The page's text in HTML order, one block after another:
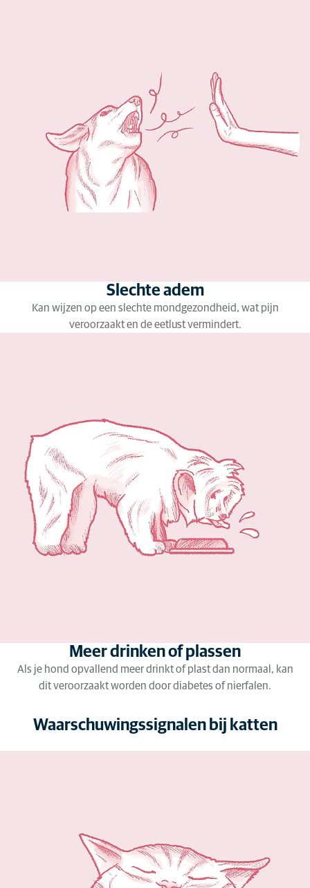
Slechte adem
Kan wijzen op een slechte mondgezondheid, wat pijn
veroorzaakt en de eetlust vermindert.
Meer drinken of plassen
Als je hond opvallend meer drinkt of plast dan normaal, kan
dit veroorzaakt worden door diabetes of nierfalen.
Waarschuwingssignalen bij katten